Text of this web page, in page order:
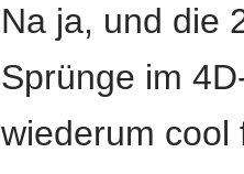
Na ja, und die
Sprünge im
wiederum cool